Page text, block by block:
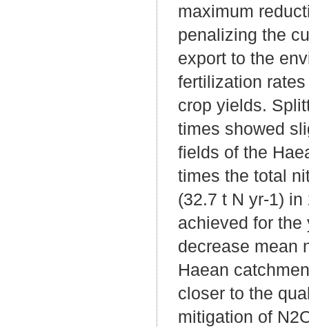
maximum
penalizing the
export to the
fertilization
crop yields.
times showed
fields of the
times the total
(32.7 t N yr-1)
achieved for
decrease mean
Haean
closer to the
mitigation of